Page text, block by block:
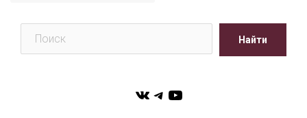
Поиск
Найти
VKTelegram
YouTube